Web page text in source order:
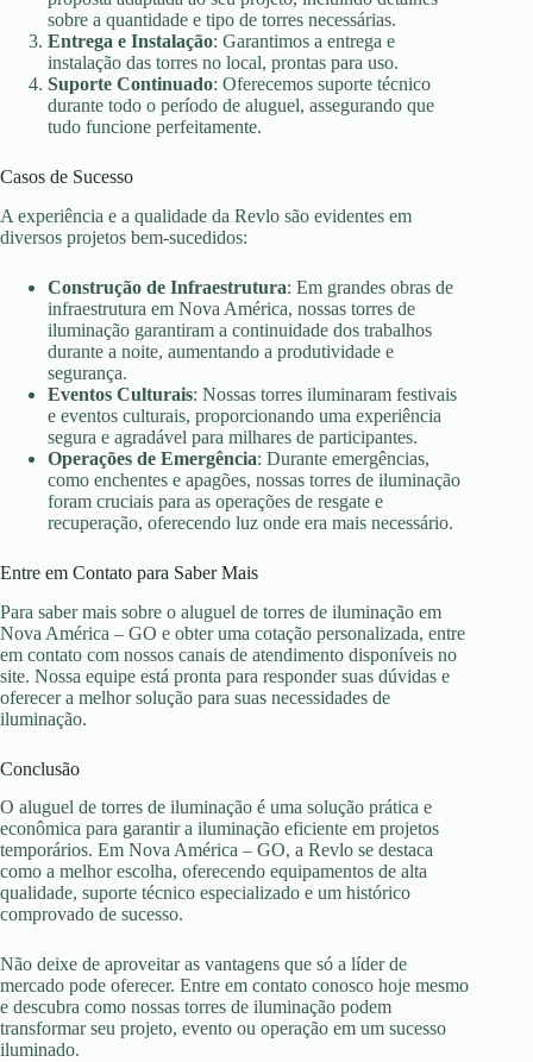
sobre a quantidade e tipo de torres necessárias.
Entrega e Instalação: Garantimos a entrega e
instalação das torres no local, prontas para uso.
Suporte Continuado: Oferecemos suporte técnico
durante todo o período de aluguel, assegurando que
tudo funcione perfeitamente.
Casos de Sucesso
A experiência e a qualidade da Revlo são evidentes em
diversos projetos bem-sucedidos:
Construção de Infraestrutura: Em grandes obras de
infraestrutura em Nova América, nossas torres de
iluminação garantiram a continuidade dos trabalhos
durante a noite, aumentando a produtividade e
segurança.
Eventos Culturais: Nossas torres iluminaram festivais
e eventos culturais, proporcionando uma experiência
segura e agradável para milhares de participantes.
Operações de Emergência: Durante emergências,
como enchentes e apagões, nossas torres de iluminação
foram cruciais para as operações de resgate e
recuperação, oferecendo luz onde era mais necessário.
Entre em Contato para Saber Mais
Para saber mais sobre o aluguel de torres de iluminação em
Nova América – GO e obter uma cotação personalizada, entre
em contato com nossos canais de atendimento disponíveis no
site. Nossa equipe está pronta para responder suas dúvidas e
oferecer a melhor solução para suas necessidades de
iluminação.
Conclusão
O aluguel de torres de iluminação é uma solução prática e
econômica para garantir a iluminação eficiente em projetos
temporários. Em Nova América – GO, a Revlo se destaca
como a melhor escolha, oferecendo equipamentos de alta
qualidade, suporte técnico especializado e um histórico
comprovado de sucesso.
Não deixe de aproveitar as vantagens que só a líder de
mercado pode oferecer. Entre em contato conosco hoje mesmo
e descubra como nossas torres de iluminação podem
transformar seu projeto, evento ou operação em um sucesso
iluminado.